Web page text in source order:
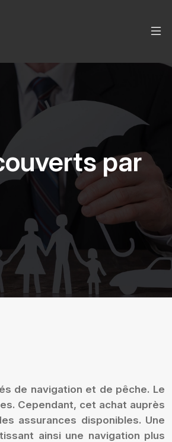
par
de navigation et de pêche. Le
Cependant, cet achat auprès
assurances disponibles. Une
ainsi une navigation plus